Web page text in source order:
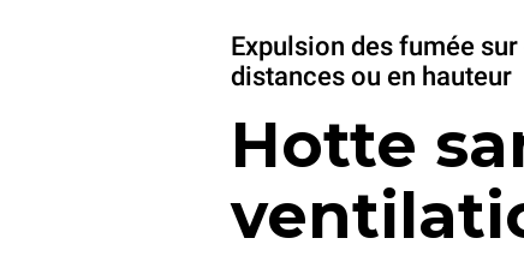
Expulsion des fumée
distances ou en hauteur
Hotte